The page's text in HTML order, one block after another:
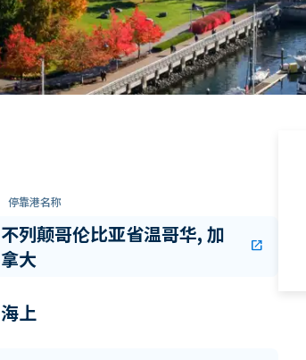
停靠港名称
不列颠哥伦比亚省温哥华, 加
拿大
open_in_new
海上